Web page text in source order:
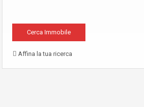
Affina la tua ricerca